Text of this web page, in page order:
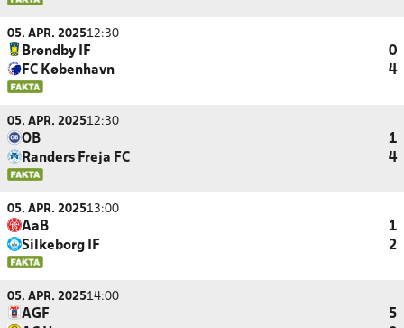
05. APR. 202512:30
Brøndby IF
0
FC København
4
05. APR. 202512:30
OB
1
Randers Freja FC
4
05. APR. 202513:00
AaB
1
Silkeborg IF
2
05. APR. 202514:00
AGF
5